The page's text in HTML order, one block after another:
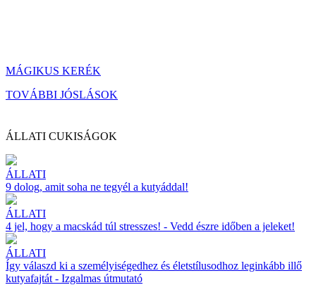
MÁGIKUS KERÉK
TOVÁBBI JÓSLÁSOK
ÁLLATI CUKISÁGOK
ÁLLATI
9 dolog, amit soha ne tegyél a kutyáddal!
ÁLLATI
4 jel, hogy a macskád túl stresszes! - Vedd észre időben a jeleket!
ÁLLATI
Így válaszd ki a személyiségedhez és életstílusodhoz leginkább illő
kutyafajtát - Izgalmas útmutató